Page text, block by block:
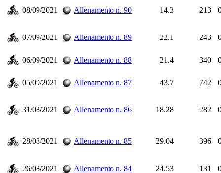
08/09/2021 Allenamento n. 90 14.3 213
07/09/2021 Allenamento n. 89 22.1 243
06/09/2021 Allenamento n. 88 21.4 340
05/09/2021 Allenamento n. 87 43.7 742
31/08/2021 Allenamento n. 86 18.28 282
28/08/2021 Allenamento n. 85 29.04 396
26/08/2021 Allenamento n. 84 24.53 131